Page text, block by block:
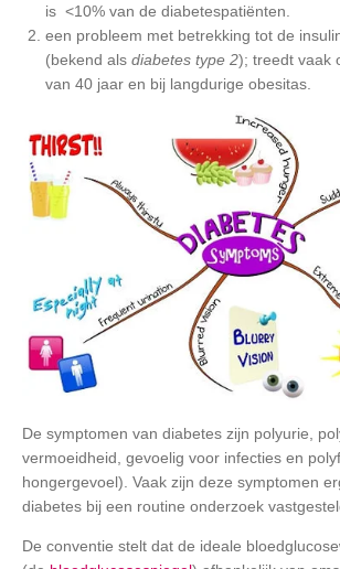
is <10% van de diabetespatiënten.
een probleem met betrekking tot de
(bekend als diabetes type 2); treedt vaak
van 40 jaar en bij langdurige obesitas.
De symptomen van diabetes zijn polyurie,
vermoeidheid, gevoelig voor infecties en
hongergevoel). Vaak zijn deze symptomen
diabetes bij een routine onderzoek
De conventie stelt dat de ideale